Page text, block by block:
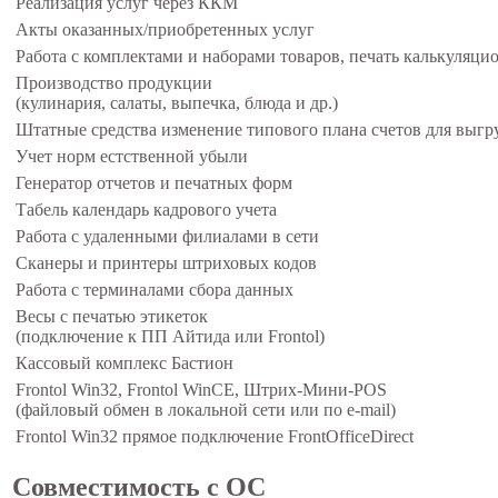
Акты оказанных/приобретенных услуг
Работа с комплектами и наборами товаров, печать
Производство продукции
(кулинария, салаты, выпечка, блюда и др.)
Штатные средства изменение типового плана счетов для
Учет норм естственной убыли
Генератор отчетов и печатных форм
Табель календарь кадрового учета
Работа с удаленными филиалами в сети
Сканеры и принтеры штриховых кодов
Работа с терминалами сбора данных
Весы с печатью этикеток
(подключение к ПП Айтида или Frontol)
Кассовый комплекс Бастион
Frontol Win32, Frontol WinCE, Штрих-Мини-POS
(файловый обмен в локальной сети или по e-mail)
Frontol Win32 прямое подключение FrontOfficeDirect
Совместимость с ОС